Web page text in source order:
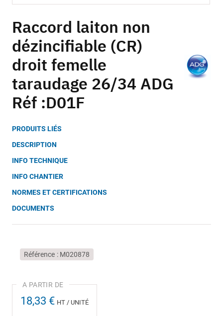
to
the
beginning
of
the
gallery
Raccord laiton non
dézincifiable (CR)
droit femelle
taraudage 26/34 ADG
Réf :D01F
PRODUITS LIÉS
DESCRIPTION
INFO TECHNIQUE
INFO CHANTIER
NORMES ET CERTIFICATIONS
DOCUMENTS
Référence M020878
18,33 € HT / UNITÉ